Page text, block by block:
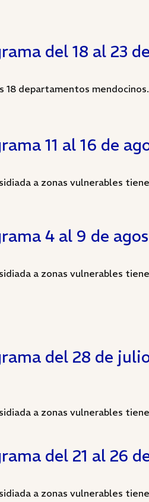
del 18 al 23
departamentos
11 al 16 de
a zonas vulnerables
4 al 9 de
a zonas vulnerables
del 28 de
a zonas vulnerables
del 21 al 26
a zonas vulnerables